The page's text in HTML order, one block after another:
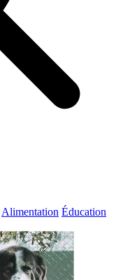
Alimentation Éducation